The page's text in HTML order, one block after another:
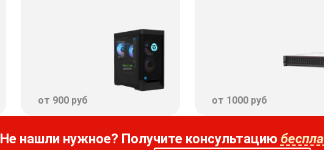
от 900 руб от 1000 руб
Не нашли нужное? Получите консультацию